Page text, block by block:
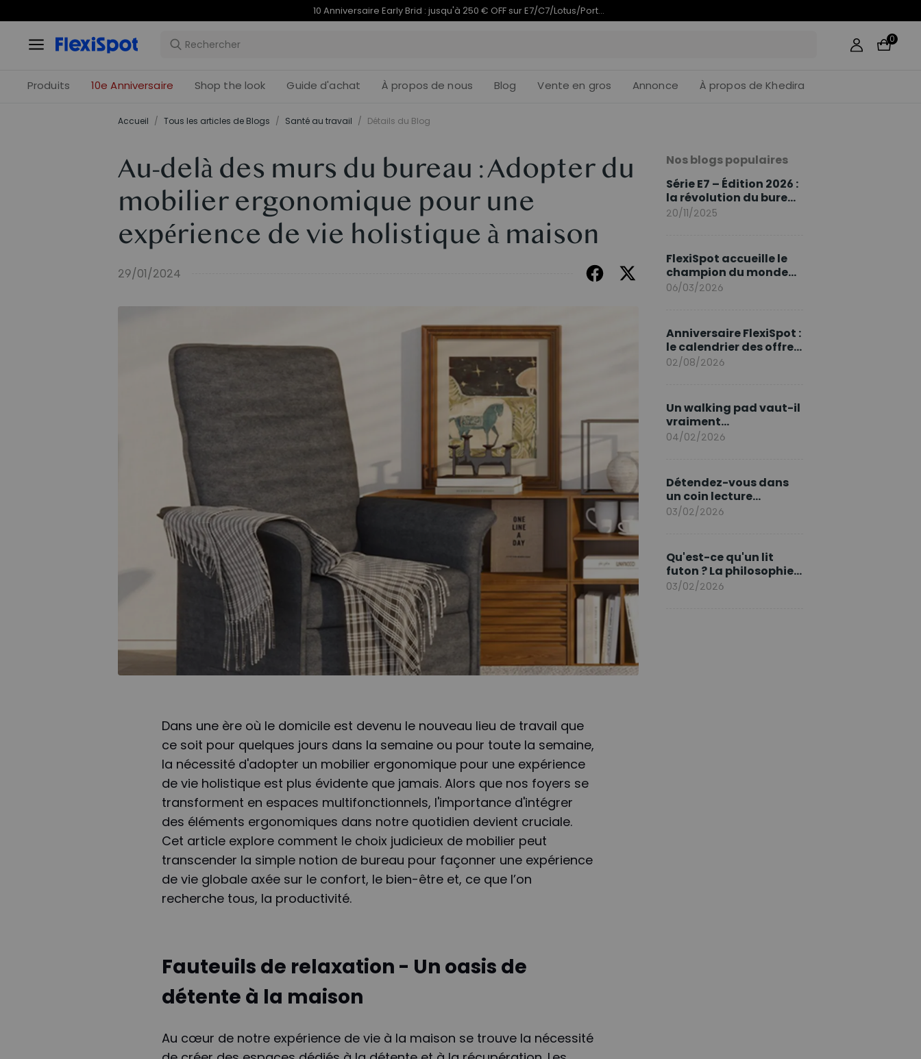
Offres du 10e anniversaire | C7 Morpher dès 579,99 € Termine en 10j 04
0
Produits 10e Anniversaire Shop the look Guide d'achat À propos de nous Blog Vente en gros Annonce À propos de Khedira
Accueil / Tous les articles de Blogs / Santé au travail / Détails du Blog
Au-delà des murs du bureau : Adopter du
mobilier ergonomique pour une
expérience de vie holistique à maison
29/01/2024
Dans une ère où le domicile est devenu le nouveau lieu de travail que
ce soit pour quelques jours dans la semaine ou pour toute la semaine,
la nécessité d'adopter un mobilier ergonomique pour une expérience
de vie holistique est plus évidente que jamais. Alors que nos foyers se
transforment en espaces multifonctionnels, l'importance d'intégrer
des éléments ergonomiques dans notre quotidien devient cruciale.
Cet article explore comment le choix judicieux de mobilier peut
transcender la simple notion de bureau pour façonner une expérience
de vie globale axée sur le confort, le bien-être et, ce que l’on
recherche tous, la productivité.
Fauteuils de relaxation - Un oasis de
détente à la maison
Au cœur de notre expérience de vie à la maison se trouve la nécessité
Nos blogs populaires
Série E7 – Édition 2026 :
la révolution du bureau
assis debout continue
20/11/2025
FlexiSpot accueille le
champion du monde
Sami Khedira comme
06/03/2026
Anniversaire FlexiSpot :
le calendrier des offres
d’août
02/08/2026
Un walking pad vaut-il
vraiment
l'investissement ?
04/02/2026
Détendez-vous dans
un coin lecture
printanier
03/02/2026
Qu'est-ce qu'un lit
futon ? La philosophie
du sommeil japonais
03/02/2026